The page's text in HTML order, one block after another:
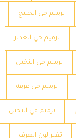
ترميم حي الخليج
ترميم حي الغدير
ترميم حي النخيل
ترميم حي عرقه
ترميم في النخيل
تغير لون الغرف